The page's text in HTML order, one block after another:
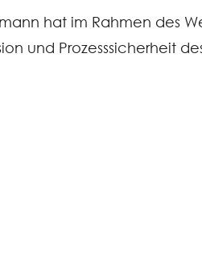
hat im Rahmen des
und Prozesssicherheit